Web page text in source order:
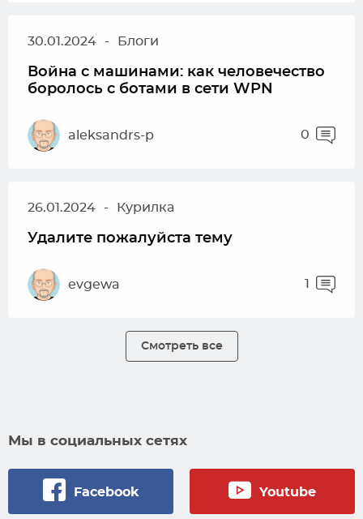
30.01.2024 - Блоги
Война с машинами: как человечество
боролось с ботами в сети WPN
aleksandrs-p 0
26.01.2024 - Курилка
Удалите пожалуйста тему
evgewa 1
Смотреть все
Мы в социальных сетях
Facebook Youtube